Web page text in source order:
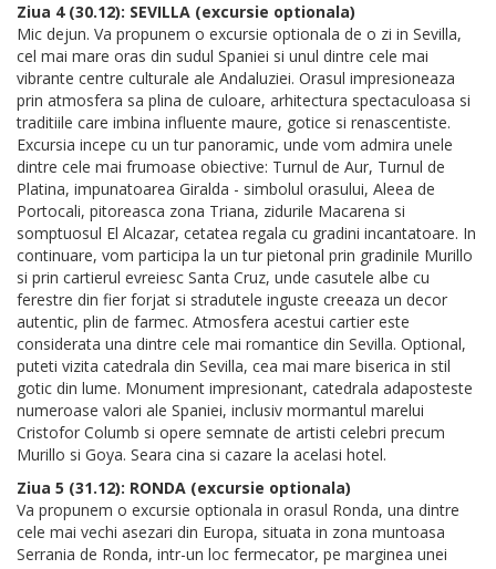
Ziua 4 (30.12): SEVILLA (excursie optionala)
Mic dejun. Va propunem o excursie optionala de o zi in Sevilla,
cel mai mare oras din sudul Spaniei si unul dintre cele mai
vibrante centre culturale ale Andaluziei. Orasul impresioneaza
prin atmosfera sa plina de culoare, arhitectura spectaculoasa si
traditiile care imbina influente maure, gotice si renascentiste.
Excursia incepe cu un tur panoramic, unde vom admira unele
dintre cele mai frumoase obiective: Turnul de Aur, Turnul de
Platina, impunatoarea Giralda - simbolul orasului, Aleea de
Portocali, pitoreasca zona Triana, zidurile Macarena si
somptuosul El Alcazar, cetatea regala cu gradini incantatoare. In
continuare, vom participa la un tur pietonal prin gradinile Murillo
si prin cartierul evreiesc Santa Cruz, unde casutele albe cu
ferestre din fier forjat si stradutele inguste creeaza un decor
autentic, plin de farmec. Atmosfera acestui cartier este
considerata una dintre cele mai romantice din Sevilla. Optional,
puteti vizita catedrala din Sevilla, cea mai mare biserica in stil
gotic din lume. Monument impresionant, catedrala adaposteste
numeroase valori ale Spaniei, inclusiv mormantul marelui
Cristofor Columb si opere semnate de artisti celebri precum
Murillo si Goya. Seara cina si cazare la acelasi hotel.
Ziua 5 (31.12): RONDA (excursie optionala)
Va propunem o excursie optionala in orasul Ronda, una dintre
cele mai vechi asezari din Europa, situata in zona muntoasa
Serrania de Ronda, intr-un loc fermecator, pe marginea unei